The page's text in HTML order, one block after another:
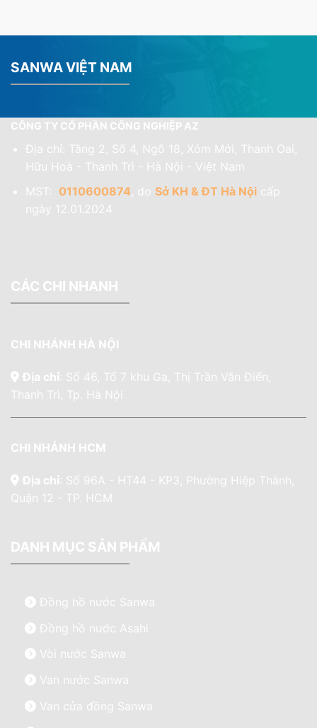
SANWA VIỆT NAM
CÔNG TY CỔ PHẦN CÔNG NGHIỆP AZ
Địa chỉ: Tầng 2, Số 4, Ngõ 18, Xóm Mới, Thanh Oai,
Hữu Hoà - Thanh Trì - Hà Nội - Việt Nam
MST: 0110600874 , do Sở KH & ĐT Hà Nộicấp
ngày 12.01.2024
CÁC CHI NHANH
CHI NHÁNH HÀ NỘI
Địa chỉ: Số 46, Tổ 7 khu Ga, Thị Trần Văn Điển,
Thanh Trì, Tp. Hà Nội
CHI NHÁNH HCM
Địa chỉ: Số 96A - HT44 - KP3, Phường Hiệp Thành,
Quận 12 - TP. HCM
DANH MỤC SẢN PHẨM
Đồng hồ nước Sanwa
Đồng hồ nước Asahi
Vòi nước Sanwa
Van nước Sanwa
Van cửa đồng Sanwa